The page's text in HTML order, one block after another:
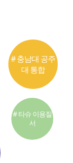
# 충남대 공주
대 통합
# 타슈 이용질
서